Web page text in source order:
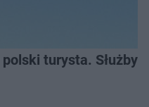
turysta. Służby